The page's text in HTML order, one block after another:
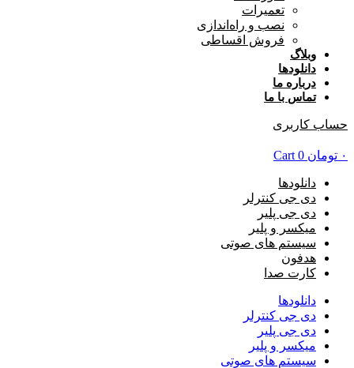
تعمیرات
نصب و راه‌اندازی
فروش اقساطی
وبلاگ
دانلودها
درباره ما
تماس با ما
حساب کاربری
۰ تومان 0
Cart
دانلودها
دی جی کنترلر
دی جی پلیر
میکسر و پلیر
سیستم های صوتی
هدفون
کارت صدا
دانلودها
دی جی کنترلر
دی جی پلیر
میکسر و پلیر
سیستم های صوتی